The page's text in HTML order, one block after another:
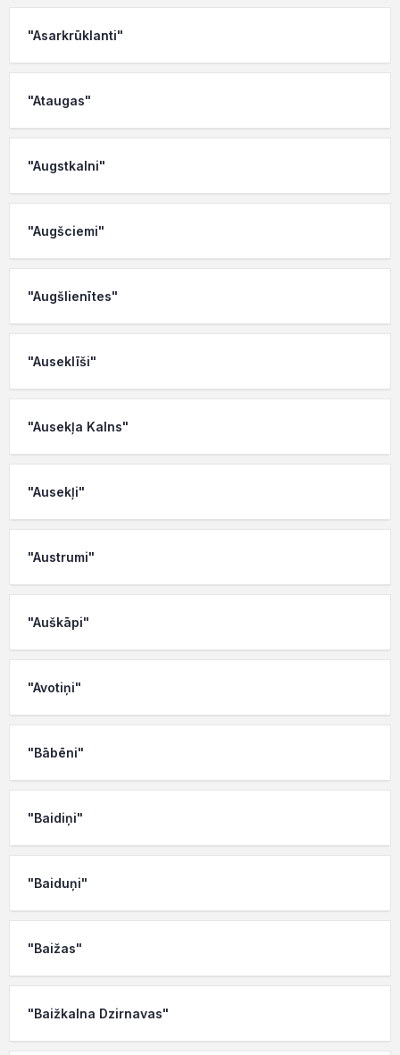
"Asarkrūklanti"
"Ataugas"
"Augstkalni"
"Augšciemi"
"Augšlienītes"
"Auseklīši"
"Ausekļa Kalns"
"Ausekļi"
"Austrumi"
"Auškāpi"
"Avotiņi"
"Bābēni"
"Baidiņi"
"Baiduņi"
"Baižas"
"Baižkalna Dzirnavas"